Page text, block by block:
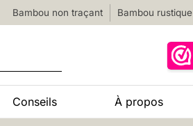
Bambou non traçant Bambou rustique
Conseils À propos